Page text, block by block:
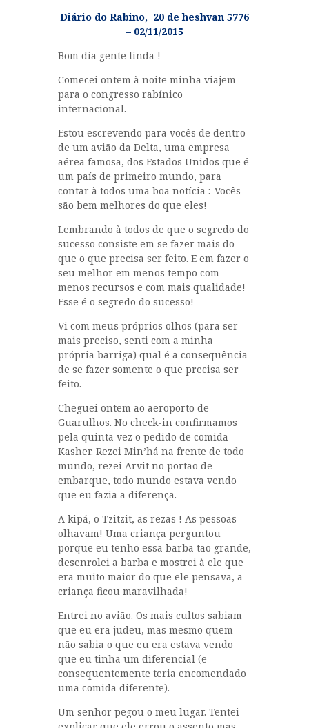
Diário do Rabino, 20 de heshvan 5776
– 02/11/2015
Bom dia gente linda !
Comecei ontem à noite minha viajem
para o congresso rabínico
internacional.
Estou escrevendo para vocês de dentro
de um avião da Delta, uma empresa
aérea famosa, dos Estados Unidos que é
um país de primeiro mundo, para
contar à todos uma boa notícia :-Vocês
são bem melhores do que eles!
Lembrando à todos de que o segredo do
sucesso consiste em se fazer mais do
que o que precisa ser feito. E em fazer o
seu melhor em menos tempo com
menos recursos e com mais qualidade!
Esse é o segredo do sucesso!
Vi com meus próprios olhos (para ser
mais preciso, senti com a minha
própria barriga) qual é a consequência
de se fazer somente o que precisa ser
feito.
Cheguei ontem ao aeroporto de
Guarulhos. No check-in confirmamos
pela quinta vez o pedido de comida
Kasher. Rezei Min’há na frente de todo
mundo, rezei Arvit no portão de
embarque, todo mundo estava vendo
que eu fazia a diferença.
A kipá, o Tzitzit, as rezas ! As pessoas
olhavam! Uma criança perguntou
porque eu tenho essa barba tão grande,
desenrolei a barba e mostrei à ele que
era muito maior do que ele pensava, a
criança ficou maravilhada!
Entrei no avião. Os mais cultos sabiam
que eu era judeu, mas mesmo quem
não sabia o que eu era estava vendo
que eu tinha um diferencial (e
consequentemente teria encomendado
uma comida diferente).
Um senhor pegou o meu lugar. Tentei